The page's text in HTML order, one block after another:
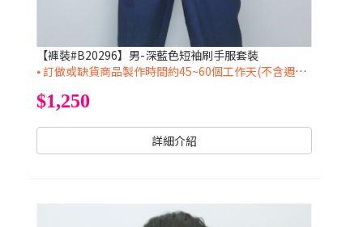
【褲裝#B20296】男-深藍色短袖刷手服套裝
⦁ 訂做或缺貨商品製作時間約45~60個工作天(不含週六日及國定假日)
$1,250
詳細介紹